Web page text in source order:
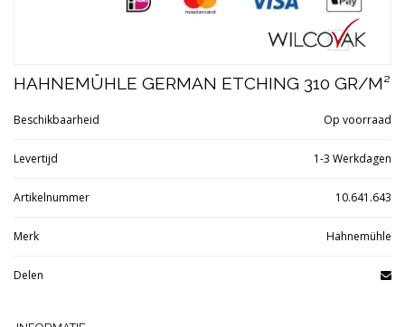
HAHNEMÜHLE GERMAN ETCHING 310 GR/M²
Beschikbaarheid Op voorraad
Levertijd 1-3 Werkdagen
Artikelnummer 10.641.643
Merk Hahnemühle
Delen